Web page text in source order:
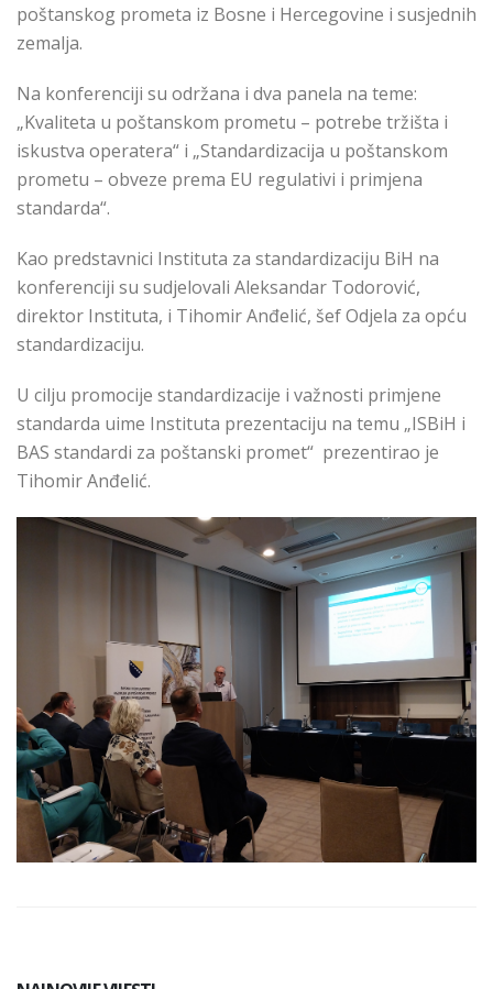
poštanskog prometa iz Bosne i Hercegovine i susjednih
zemalja.
Na konferenciji su održana i dva panela na teme:
„Kvaliteta u poštanskom prometu – potrebe tržišta i
iskustva operatera“ i „Standardizacija u poštanskom
prometu – obveze prema EU regulativi i primjena
standarda“.
Kao predstavnici Instituta za standardizaciju BiH na
konferenciji su sudjelovali Aleksandar Todorović,
direktor Instituta, i Tihomir Anđelić, šef Odjela za opću
standardizaciju.
U cilju promocije standardizacije i važnosti primjene
standarda uime Instituta prezentaciju na temu „ISBiH i
BAS standardi za poštanski promet“ prezentirao je
Tihomir Anđelić.